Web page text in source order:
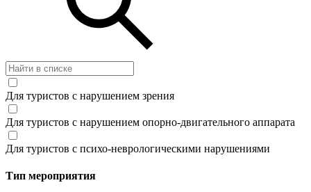
Для туристов с нарушением зрения
Для туристов с нарушением опорно-двигательного аппарата
Для туристов с психо-неврологическими нарушениями
Тип мероприятия